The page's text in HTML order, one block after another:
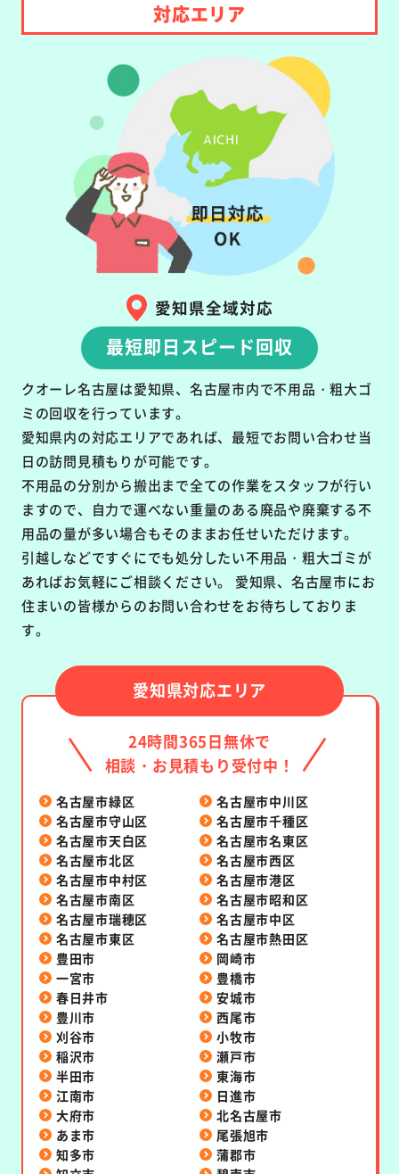
対応エリア
愛知県全域対応
最短即日スピード回収
クオーレ名古屋は愛知県、名古屋市内で不用品・粗大ゴ
ミの回収を行っています。
愛知県内の対応エリアであれば、最短でお問い合わせ当
日の訪問見積もりが可能です。
不用品の分別から搬出まで全ての作業をスタッフが行い
ますので、自力で運べない重量のある廃品や廃棄する不
用品の量が多い場合もそのままお任せいただけます。
引越しなどですぐにでも処分したい不用品・粗大ゴミが
あればお気軽にご相談ください。 愛知県、名古屋市にお
住まいの皆様からのお問い合わせをお待ちしておりま
す。
愛知県対応エリア
24時間365日無休で
相談・お見積もり受付中！
名古屋市緑区
名古屋市中川区
名古屋市守山区
名古屋市千種区
名古屋市天白区
名古屋市名東区
名古屋市北区
名古屋市西区
名古屋市中村区
名古屋市港区
名古屋市南区
名古屋市昭和区
名古屋市瑞穂区
名古屋市中区
名古屋市東区
名古屋市熱田区
豊田市
岡崎市
一宮市
豊橋市
春日井市
安城市
豊川市
西尾市
刈谷市
小牧市
稲沢市
瀬戸市
半田市
東海市
江南市
日進市
大府市
北名古屋市
あま市
尾張旭市
知多市
蒲郡市